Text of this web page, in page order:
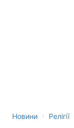
Новини › Релігії